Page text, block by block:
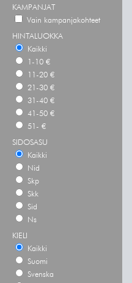
KAMPANJAT
Vain kampanjakohteet
HINTALUOKKA
Kaikki
1-10 €
11-20 €
21-30 €
31-40 €
41-50 €
51- €
SIDOSASU
Kaikki
Nid
Skp
Skk
Sid
Ns
KIELI
Kaikki
Suomi
Svenska